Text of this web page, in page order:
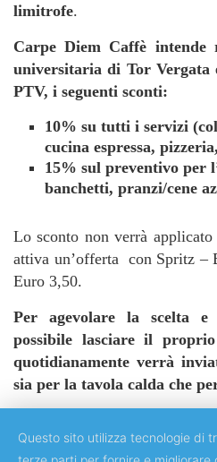
limitrofe.
Carpe Diem Caffè intende
universitaria di Tor
PTV, i seguenti sconti:
10% su tutti i servizi
cucina espressa,
15% sul preventivo per
banchetti, pranzi/cene
Lo sconto non verrà
attiva un’offerta con Spritz
Euro 3,50.
Per agevolare la scelta
possibile lasciare il
quotidianamente verrà
sia per la tavola calda che
Questo sito utilizza tecnologie di